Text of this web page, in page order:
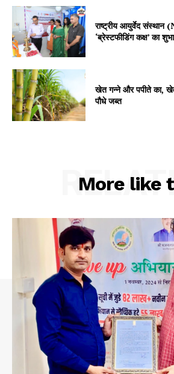
Company
About
Contact us
राष्ट्रीय आयुर्वेद संस्थान
‘ब्रेस्टफीडिंग कक्ष’ का
खेत गन्ने और पपीते का,
पौधे जब्त
More like